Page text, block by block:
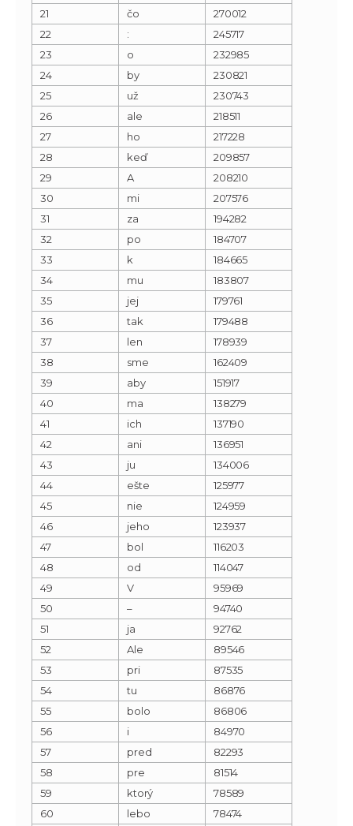
21
čo
270012
22
:
245717
23
o
232985
24
by
230821
25
už
230743
26
ale
218511
27
ho
217228
28
keď
209857
29
A
208210
30
mi
207576
31
za
194282
32
po
184707
33
k
184665
34
mu
183807
35
jej
179761
36
tak
179488
37
len
178939
38
sme
162409
39
aby
151917
40
ma
138279
41
ich
137190
42
ani
136951
43
ju
134006
44
ešte
125977
45
nie
124959
46
jeho
123937
47
bol
116203
48
od
114047
49
V
95969
50
–
94740
51
ja
92762
52
Ale
89546
53
pri
87535
54
tu
86876
55
bolo
86806
56
i
84970
57
pred
82293
58
pre
81514
59
ktorý
78589
60
lebo
78474